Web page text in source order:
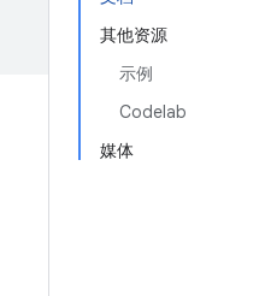
其他资源
示例
Codelab
媒体